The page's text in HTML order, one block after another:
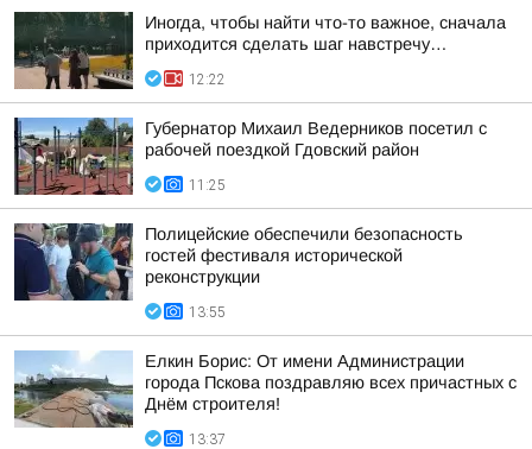
Иногда, чтобы найти что-то важное, сначала
приходится сделать шаг навстречу…
12:22
Губернатор Михаил Ведерников посетил с
рабочей поездкой Гдовский район
11:25
Полицейские обеспечили безопасность
гостей фестиваля исторической
реконструкции
13:55
Елкин Борис: От имени Администрации
города Пскова поздравляю всех причастных с
Днём строителя!
13:37